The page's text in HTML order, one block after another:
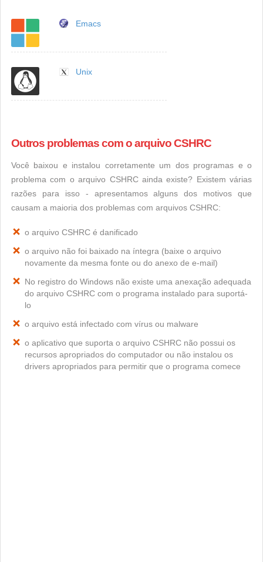
Emacs
Unix
Outros problemas com o arquivo CSHRC
Você baixou e instalou corretamente um dos programas e o
problema com o arquivo CSHRC ainda existe? Existem várias
razões para isso - apresentamos alguns dos motivos que
causam a maioria dos problemas com arquivos CSHRC:
o arquivo CSHRC é danificado
o arquivo não foi baixado na íntegra (baixe o arquivo
novamente da mesma fonte ou do anexo de e-mail)
No registro do Windows não existe uma anexação adequada
do arquivo CSHRC com o programa instalado para suportá-
lo
o arquivo está infectado com vírus ou malware
o aplicativo que suporta o arquivo CSHRC não possui os
recursos apropriados do computador ou não instalou os
drivers apropriados para permitir que o programa comece